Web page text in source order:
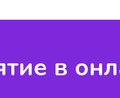
Дарья, мама
в